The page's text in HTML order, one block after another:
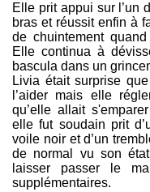
Elle prit appui sur l’un
bras et réussit enfin à
de chuintement
Elle continua à
bascula dans un
Livia était surprise
l’aider mais elle
qu’elle allait
elle fut soudain prit
voile noir et d’un
de normal vu son
laisser passer le
supplémentaires.